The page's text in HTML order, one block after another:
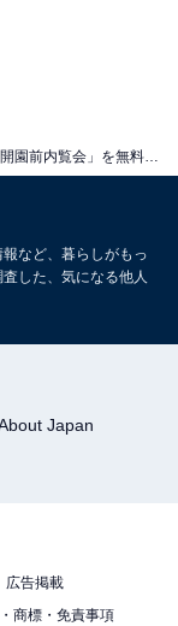
など、暮らしがもっ
した、気になる他人
Japan
広告掲載
商標・免責事項